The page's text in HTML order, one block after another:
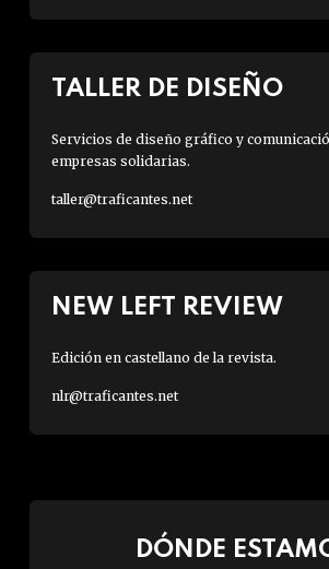
TALLER DE DISEÑO
Servicios de diseño gráfico y
empresas solidarias.
taller@traficantes.net
NEW LEFT REVIEW
Edición en castellano de la revista.
nlr@traficantes.net
DÓNDE